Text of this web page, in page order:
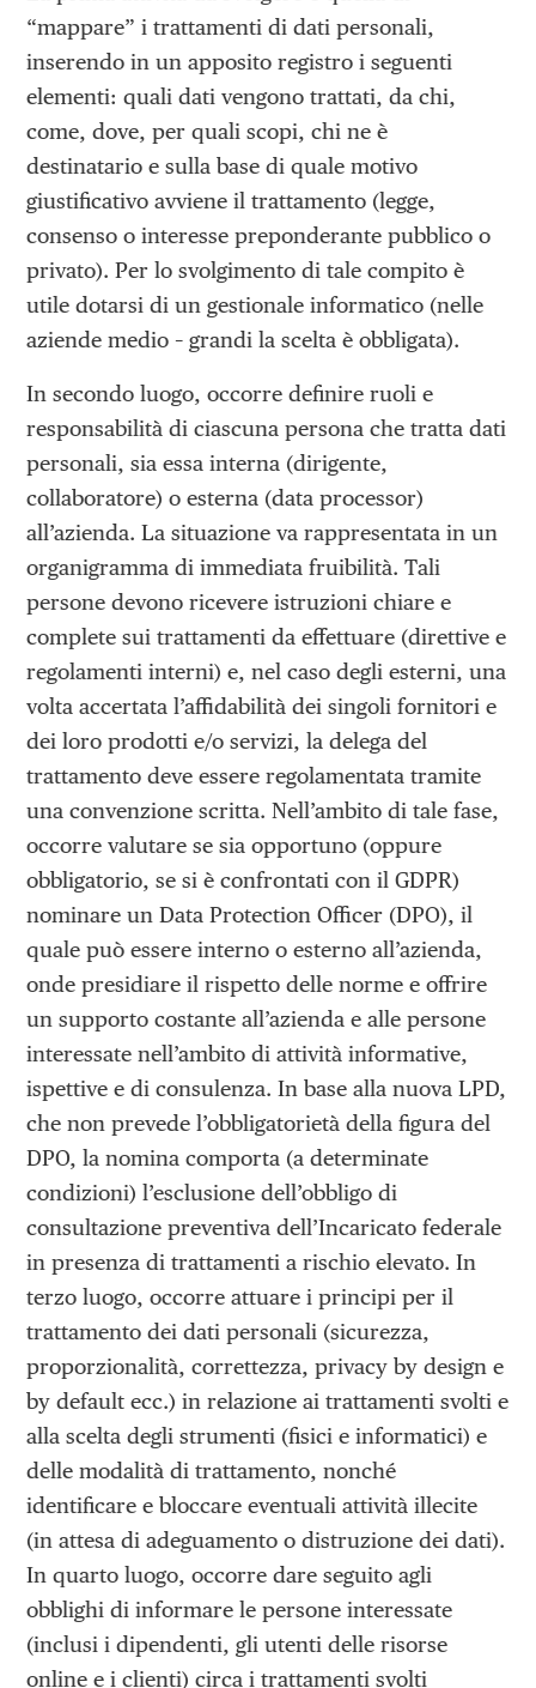
“mappare” i trattamenti di dati personali,
inserendo in un apposito registro i seguenti
elementi: quali dati vengono trattati, da chi,
come, dove, per quali scopi, chi ne è
destinatario e sulla base di quale motivo
giustificativo avviene il trattamento (legge,
consenso o interesse preponderante pubblico o
privato). Per lo svolgimento di tale compito è
utile dotarsi di un gestionale informatico (nelle
aziende medio – grandi la scelta è obbligata).
In secondo luogo, occorre definire ruoli e
responsabilità di ciascuna persona che tratta dati
personali, sia essa interna (dirigente,
collaboratore) o esterna (data processor)
all’azienda. La situazione va rappresentata in un
organigramma di immediata fruibilità. Tali
persone devono ricevere istruzioni chiare e
complete sui trattamenti da effettuare (direttive e
regolamenti interni) e, nel caso degli esterni, una
volta accertata l’affidabilità dei singoli fornitori e
dei loro prodotti e/o servizi, la delega del
trattamento deve essere regolamentata tramite
una convenzione scritta. Nell’ambito di tale fase,
occorre valutare se sia opportuno (oppure
obbligatorio, se si è confrontati con il GDPR)
nominare un Data Protection Officer (DPO), il
quale può essere interno o esterno all’azienda,
onde presidiare il rispetto delle norme e offrire
un supporto costante all’azienda e alle persone
interessate nell’ambito di attività informative,
ispettive e di consulenza. In base alla nuova LPD,
che non prevede l’obbligatorietà della figura del
DPO, la nomina comporta (a determinate
condizioni) l’esclusione dell’obbligo di
consultazione preventiva dell’Incaricato federale
in presenza di trattamenti a rischio elevato. In
terzo luogo, occorre attuare i principi per il
trattamento dei dati personali (sicurezza,
proporzionalità, correttezza, privacy by design e
by default ecc.) in relazione ai trattamenti svolti e
alla scelta degli strumenti (fisici e informatici) e
delle modalità di trattamento, nonché
identificare e bloccare eventuali attività illecite
(in attesa di adeguamento o distruzione dei dati).
In quarto luogo, occorre dare seguito agli
obblighi di informare le persone interessate
(inclusi i dipendenti, gli utenti delle risorse
online e i clienti) circa i trattamenti svolti